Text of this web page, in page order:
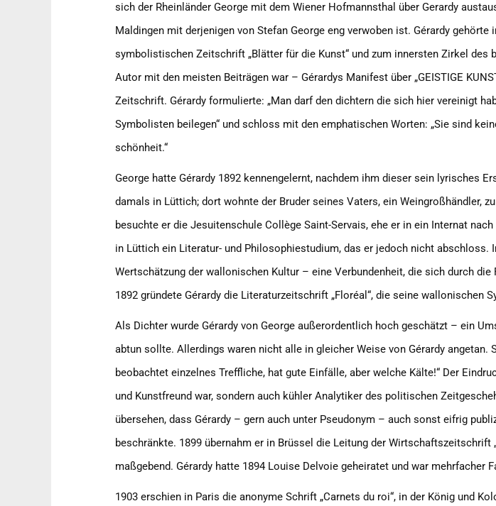
sich der Rheinländer George mit dem Wiener Hofmannsthal über Gerardy
Maldingen mit derjenigen von Stefan George eng verwoben ist. Gérardy
symbolistischen Zeitschrift „Blätter für die Kunst“ und zum innersten Zirkel des
Autor mit den meisten Beiträgen war – Gérardys Manifest über „GEISTIGE
Zeitschrift. Gérardy formulierte: „Man darf den dichtern die sich hier vereinigt
Symbolisten beilegen“ und schloss mit den emphatischen Worten: „Sie sind
schönheit.“
George hatte Gérardy 1892 kennengelernt, nachdem ihm dieser sein lyrisches
damals in Lüttich; dort wohnte der Bruder seines Vaters, ein Weingroßhändler,
besuchte er die Jesuitenschule Collège Saint-Servais, ehe er in ein Internat
in Lüttich ein Literatur- und Philosophiestudium, das er jedoch nicht
Wertschätzung der wallonischen Kultur – eine Verbundenheit, die sich durch
1892 gründete Gérardy die Literaturzeitschrift „Floréal“, die seine wallonischen
Als Dichter wurde Gérardy von George außerordentlich hoch geschätzt – ein
abtun sollte. Allerdings waren nicht alle in gleicher Weise von Gérardy
beobachtet einzelnes Treffliche, hat gute Einfälle, aber welche Kälte!“ Der
und Kunstfreund war, sondern auch kühler Analytiker des politischen
übersehen, dass Gérardy – gern auch unter Pseudonym – auch sonst eifrig
beschränkte. 1899 übernahm er in Brüssel die Leitung der
maßgebend. Gérardy hatte 1894 Louise Delvoie geheiratet und war
1903 erschien in Paris die anonyme Schrift „Carnets du roi“, in der König und